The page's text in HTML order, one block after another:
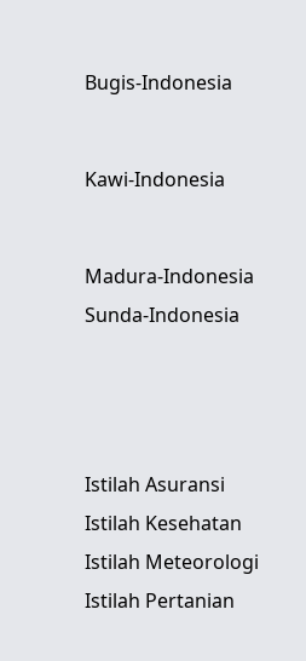
Bugis-Indonesia
Kawi-Indonesia
Madura-Indonesia
Sunda-Indonesia
Istilah Asuransi
Istilah Kesehatan
Istilah Meteorologi
Istilah Pertanian